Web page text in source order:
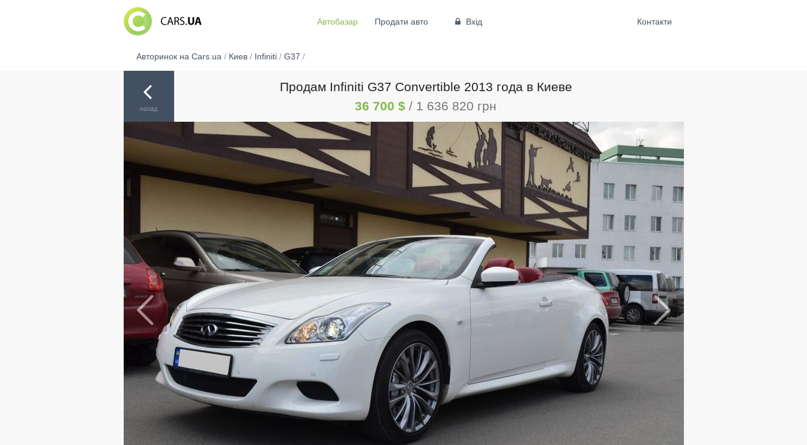
Автобазар Продати авто Вхід Контакти
Авторинок на Cars.ua / Киев/ Infiniti/ G37 /
назад
Продам Infiniti G37 Convertible 2013 года в Киеве
36 700 $ / 1 636 820 грн